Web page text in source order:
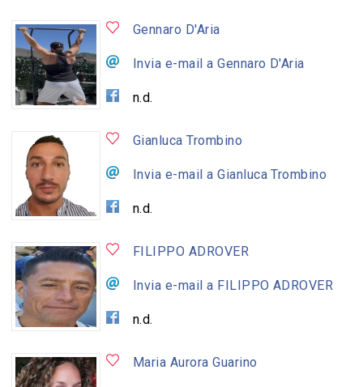
Gennaro D'Aria
Invia e-mail a Gennaro D'Aria
n.d.
Gianluca Trombino
Invia e-mail a Gianluca Trombino
n.d.
FILIPPO ADROVER
Invia e-mail a FILIPPO ADROVER
n.d.
Maria Aurora Guarino